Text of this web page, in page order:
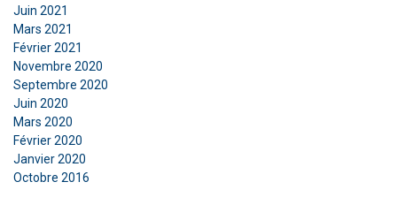
Juin 2021
Mars 2021
Février 2021
Novembre 2020
Septembre 2020
Juin 2020
Mars 2020
Février 2020
Janvier 2020
Octobre 2016